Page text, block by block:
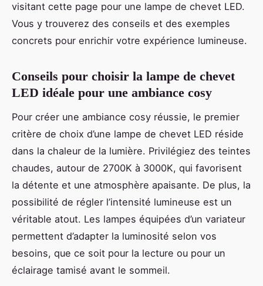
visitant cette page pour une lampe de chevet LED.
Vous y trouverez des conseils et des exemples
concrets pour enrichir votre expérience lumineuse.
Conseils pour choisir la lampe de chevet
LED idéale pour une ambiance cosy
Pour créer une ambiance cosy réussie, le premier
critère de choix d’une lampe de chevet LED réside
dans la chaleur de la lumière. Privilégiez des teintes
chaudes, autour de 2700K à 3000K, qui favorisent
la détente et une atmosphère apaisante. De plus, la
possibilité de régler l’intensité lumineuse est un
véritable atout. Les lampes équipées d’un variateur
permettent d’adapter la luminosité selon vos
besoins, que ce soit pour la lecture ou pour un
éclairage tamisé avant le sommeil.